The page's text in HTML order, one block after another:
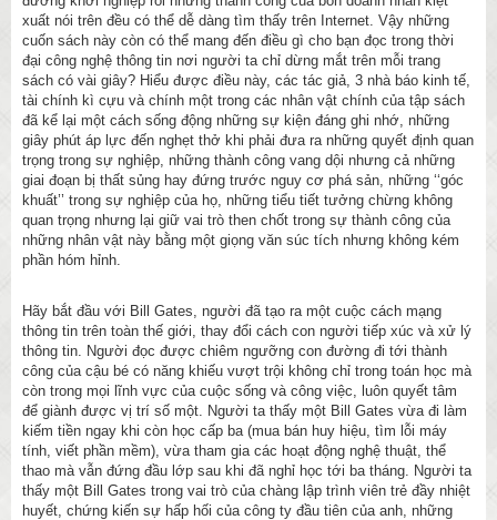
xuất nói trên đều có thể dễ dàng tìm thấy trên Internet. Vậy những
cuốn sách này còn có thể mang đến điều gì cho bạn đọc trong thời
đại công nghệ thông tin nơi người ta chỉ dừng mắt trên mỗi trang
sách có vài giây? Hiểu được điều này, các tác giả, 3 nhà báo kinh tế,
tài chính kì cựu và chính một trong các nhân vật chính của tập sách
đã kể lại một cách sống động những sự kiện đáng ghi nhớ, những
giây phút áp lực đến nghẹt thở khi phải đưa ra những quyết định quan
trọng trong sự nghiệp, những thành công vang dội nhưng cả những
giai đoạn bị thất sủng hay đứng trước nguy cơ phá sản, những ‘‘góc
khuất’’ trong sự nghiệp của họ, những tiểu tiết tưởng chừng không
quan trọng nhưng lại giữ vai trò then chốt trong sự thành công của
những nhân vật này bằng một giọng văn súc tích nhưng không kém
phần hóm hỉnh.
Hãy bắt đầu với Bill Gates, người đã tạo ra một cuộc cách mạng
thông tin trên toàn thế giới, thay đổi cách con người tiếp xúc và xử lý
thông tin. Người đọc được chiêm ngưỡng con đường đi tới thành
công của cậu bé có năng khiếu vượt trội không chỉ trong toán học mà
còn trong mọi lĩnh vực của cuộc sống và công việc, luôn quyết tâm
để giành được vị trí số một. Người ta thấy một Bill Gates vừa đi làm
kiếm tiền ngay khi còn học cấp ba (mua bán huy hiệu, tìm lỗi máy
tính, viết phần mềm), vừa tham gia các hoạt động nghệ thuật, thể
thao mà vẫn đứng đầu lớp sau khi đã nghỉ học tới ba tháng. Người ta
thấy một Bill Gates trong vai trò của chàng lập trình viên trẻ đầy nhiệt
huyết, chứng kiến sự hấp hối của công ty đầu tiên của anh, những